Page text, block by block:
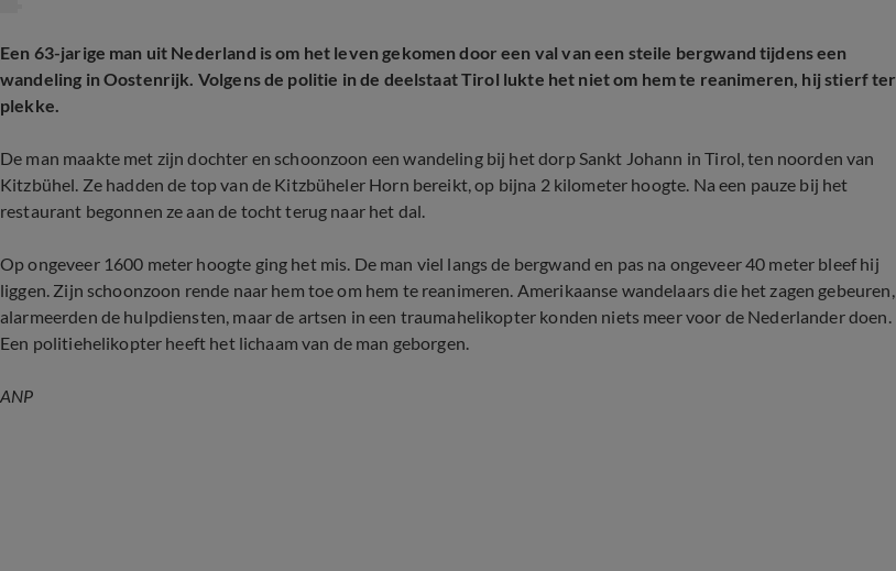
Een 63-jarige man uit Nederland is om het leven gekomen door een val van een steile bergwand tijdens een
wandeling in Oostenrijk. Volgens de politie in de deelstaat Tirol lukte het niet om hem te reanimeren, hij stierf ter
plekke.
De man maakte met zijn dochter en schoonzoon een wandeling bij het dorp Sankt Johann in Tirol, ten noorden van
Kitzbühel. Ze hadden de top van de Kitzbüheler Horn bereikt, op bijna 2 kilometer hoogte. Na een pauze bij het
restaurant begonnen ze aan de tocht terug naar het dal.
Op ongeveer 1600 meter hoogte ging het mis. De man viel langs de bergwand en pas na ongeveer 40 meter bleef hij
liggen. Zijn schoonzoon rende naar hem toe om hem te reanimeren. Amerikaanse wandelaars die het zagen gebeuren,
alarmeerden de hulpdiensten, maar de artsen in een traumahelikopter konden niets meer voor de Nederlander doen.
Een politiehelikopter heeft het lichaam van de man geborgen.
ANP